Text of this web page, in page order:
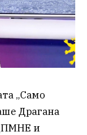
„Само
Драгана
и